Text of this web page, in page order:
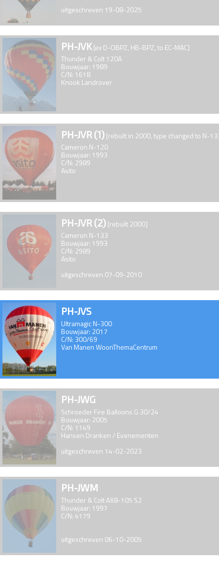
uitgeschreven 19-08-2025
PH-JVK[ex D-OBPZ, HB-BPZ, to EC-MAC]
Thunder & Colt 120A
Bouwjaar: 1989
C/N: 1618
Knook Landrover
PH-JVR (1)[rebuilt in 2000, type changed to N-
Cameron N-120
Bouwjaar: 1993
C/N: 2989
Asito
PH-JVR (2)[rebuilt 2000]
Cameron N-133
Bouwjaar: 1993
C/N: 2989
Asito
uitgeschreven 07-09-2010
PH-JVS
Ultramagic N-300
Bouwjaar: 2017
C/N: 300/69
Van Manen WoonThemaCentrum
PH-JWG
Schroeder Fire Balloons G 30/24
Bouwjaar: 2005
C/N: 1149
Hansen Dranken / Evenementen
uitgeschreven 14-02-2023
PH-JWM
Thunder & Colt AX8-105 S2
Bouwjaar: 1997
C/N: 4179
uitgeschreven 06-10-2005